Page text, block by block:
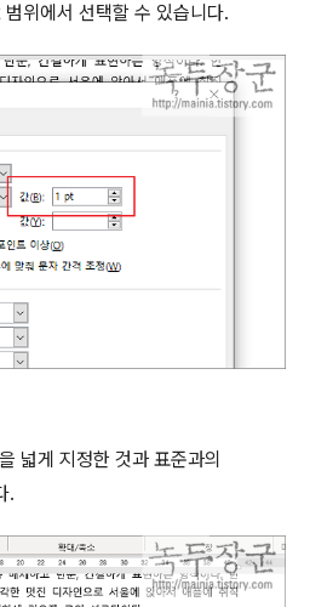
범위에서 선택할 수 있습니다.
넓게 지정한 것과 표준과의
.